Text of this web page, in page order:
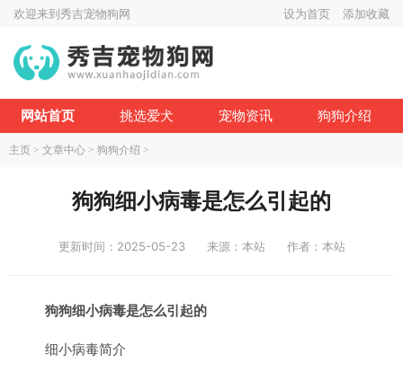
欢迎来到秀吉宠物狗网 设为首页 添加收藏
网站首页 挑选爱犬 宠物资讯 狗狗介绍
主页 > 文章中心 > 狗狗介绍 >
狗狗细小病毒是怎么引起的
更新时间：2025-05-23 来源：本站 作者：本站
狗狗细小病毒是怎么引起的
细小病毒简介